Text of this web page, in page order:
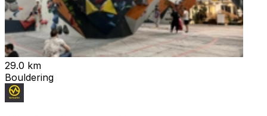
29.0 km
Bouldering